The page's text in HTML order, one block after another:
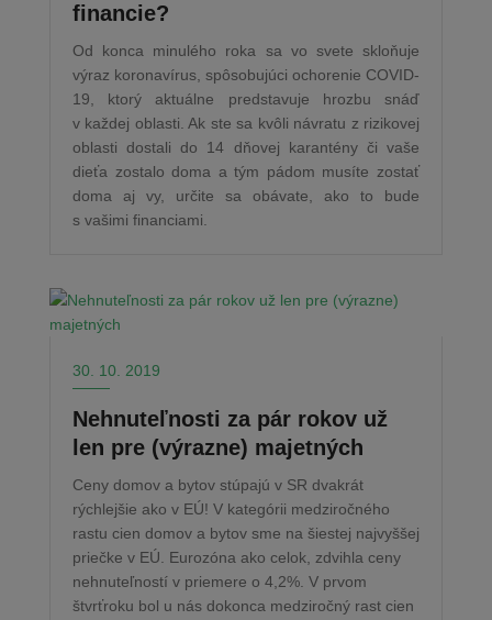
financie?
Od konca minulého roka sa vo svete skloňuje
výraz koronavírus, spôsobujúci ochorenie COVID-
19, ktorý aktuálne predstavuje hrozbu snáď
v každej oblasti. Ak ste sa kvôli návratu z rizikovej
oblasti dostali do 14 dňovej karantény či vaše
dieťa zostalo doma a tým pádom musíte zostať
doma aj vy, určite sa obávate, ako to bude
s vašimi financiami.
30. 10. 2019
Nehnuteľnosti za pár rokov už
len pre (výrazne) majetných
Ceny domov a bytov stúpajú v SR dvakrát
rýchlejšie ako v EÚ! V kategórii medziročného
rastu cien domov a bytov sme na šiestej najvyššej
priečke v EÚ. Eurozóna ako celok, zdvihla ceny
nehnuteľností v priemere o 4,2%. V prvom
štvrťroku bol u nás dokonca medziročný rast cien